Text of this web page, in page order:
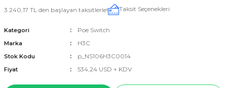
3.240,17 TL den başlayan taksitlerle! Taksit Seçenekleri
Kategori Poe Switch
Marka H3C
Stok Kodu p_NS106H3C0014
Fiyat 534,24 USD + KDV